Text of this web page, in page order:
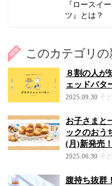
『ロースイー
ツ』とは？
このカテゴリの
８割の人が
ェッドバタ
2025.09.30 子
お子さまと
ックのおう
(月)新発売！
2025.06.30 子
腹持ち抜群